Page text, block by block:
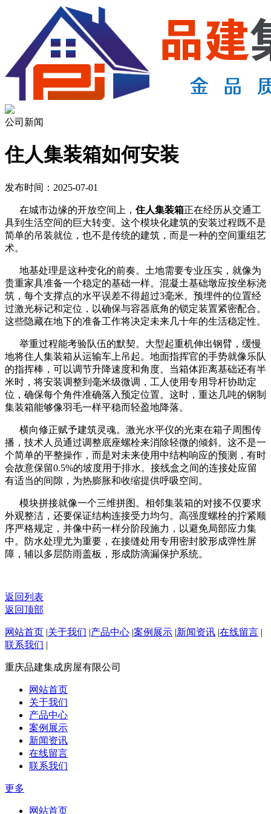
公司新闻
住人集装箱如何安装
发布时间：2025-07-01
在城市边缘的开放空间上， 住人集装箱正在经历从交通工
具到生活空间的巨大转变。这个模块化建筑的安装过程既不是
简单的吊装就位，也不是传统的建筑，而是一种的空间重组艺
术。
地基处理是这种变化的前奏。土地需要专业压实，就像为
贵重家具准备一个稳定的基础一样。混凝土基础墩应按坐标浇
筑，每个支撑点的水平误差不得超过3毫米。预埋件的位置经
过激光标记和定位，以确保与容器底角的锁定装置紧密配合。
这些隐藏在地下的准备工作将决定未来几十年的生活稳定性。
举重过程能考验队伍的默契。大型起重机伸出钢臂，缓慢
地将住人集装箱从运输车上吊起。地面指挥官的手势就像乐队
的指挥棒，可以调节升降速度和角度。当箱体距离基础还有半
米时，将安装调整到毫米级微调，工人使用专用导杆协助定
位，确保每个角件准确落入预定位置。这时，重达几吨的钢制
集装箱能够像羽毛一样平稳而轻盈地降落。
横向修正赋予建筑灵魂。激光水平仪的光束在箱子周围传
播，技术人员通过调整底座螺栓来消除轻微的倾斜。这不是一
个简单的平整操作，而是对未来使用中结构响应的预测，有时
会故意保留0.5%的坡度用于排水。接线盒之间的连接处应留
有适当的间隙，为热膨胀和收缩提供呼吸空间。
模块拼接就像一个三维拼图。相邻集装箱的对接不仅要求
外观整洁，还要保证结构连接受力均匀。高强度螺栓的拧紧顺
序严格规定，并像中药一样分阶段施力，以避免局部应力集
中。防水处理尤为重要，在接缝处用专用密封胶形成弹性屏
障，辅以多层防雨盖板，形成防滴漏保护系统。
返回列表
返回顶部
网站首页 |关于我们 |产品中心 |案例展示 |新闻资讯 |在线留言 |
联系我们 |
重庆品建集成房屋有限公司
网站首页
关于我们
产品中心
案例展示
新闻资讯
在线留言
联系我们
更多
网站首页